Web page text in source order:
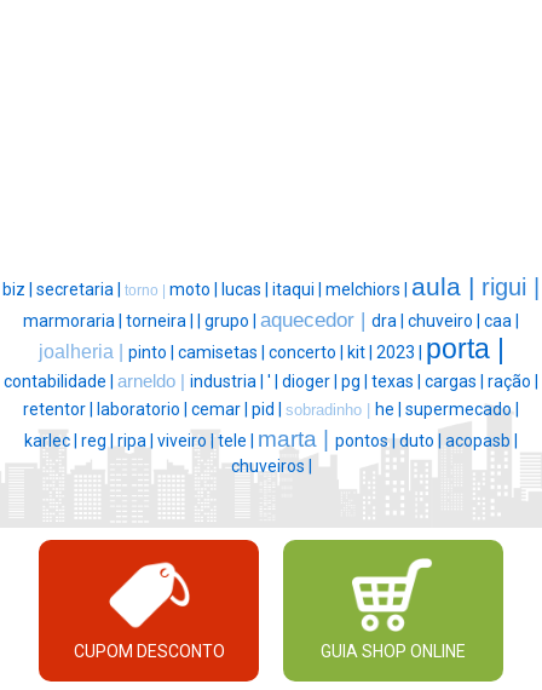
biz | secretaria | torno | moto | lucas | itaqui | melchiors | aula | rigui |
marmoraria | torneira | grupo | aquecedor | dra | chuveiro | caa |
joalheria | pinto | camisetas | concerto | kit | 2023 | porta |
contabilidade | arneldo | industria | ' | dioger | pg | texas | cargas | ração |
retentor |
laboratorio | cemar | pid | sobradinho | he | supermecado |
karlec | reg | ripa | viveiro | tele | marta | pontos |duto | acopasb |
chuveiros |
CUPOM DESCONTO GUIA SHOP ONLINE